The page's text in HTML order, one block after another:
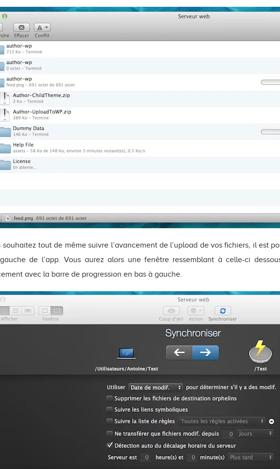
souhaitez tout de même suivre l’avancement de l’upload de vos fichiers, il est
de l’app. Vous aurez alors une fenêtre ressemblant à celle-ci
avec la barre de progression en bas à gauche.